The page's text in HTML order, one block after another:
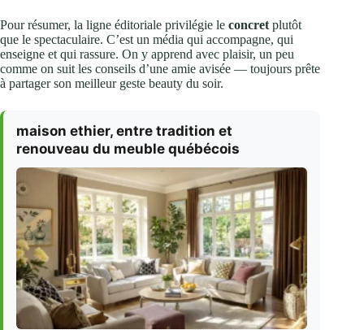
Pour résumer, la ligne éditoriale privilégie le concret plutôt
que le spectaculaire. C’est un média qui accompagne, qui
enseigne et qui rassure. On y apprend avec plaisir, un peu
comme on suit les conseils d’une amie avisée — toujours prête
à partager son meilleur geste beauty du soir.
maison ethier, entre tradition et
renouveau du meuble québécois